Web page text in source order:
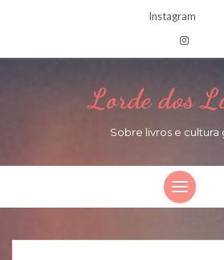
Instagram
Lorde dos
Sobre livros e cultura